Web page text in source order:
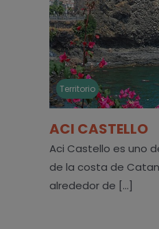
Territorio
ACI CASTELLO
Aci Castello es uno
de la costa de
alrededor de [...]